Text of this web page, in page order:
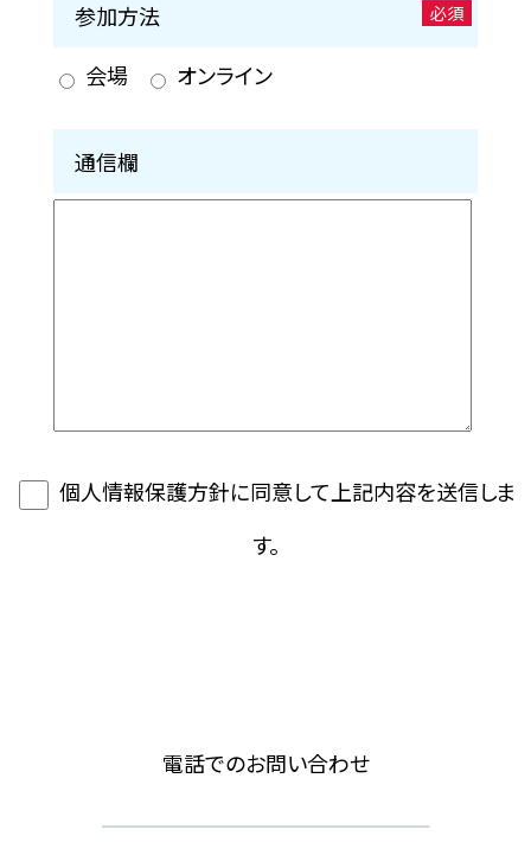
参加方法 必須
会場 オンライン
通信欄
個人情報保護方針に同意して上記内容を送信しま
す。
電話でのお問い合わせ